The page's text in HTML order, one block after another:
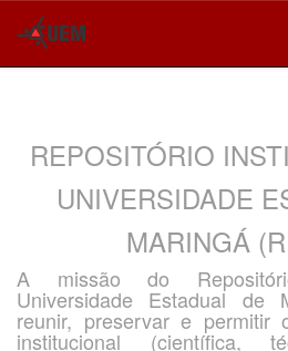
REPOSITÓRIO
UNIVERSIDADE
MARINGÁ
A missão do
Universidade Estadual de
reunir, preservar e permitir
institucional (científica,